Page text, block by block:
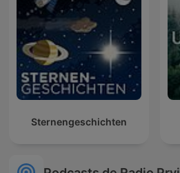
Sternengeschichten